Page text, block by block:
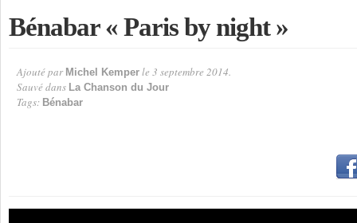
Bénabar « Paris by night »
Ajouté par Michel Kemper le 3 septembre 2014.
Sauvé dans La Chanson du Jour
Tags: Bénabar